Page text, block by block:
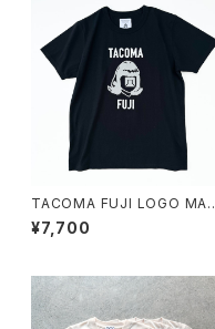
TACOMA FUJI LOGO MAR
K'25 Tシャツ
¥7,700